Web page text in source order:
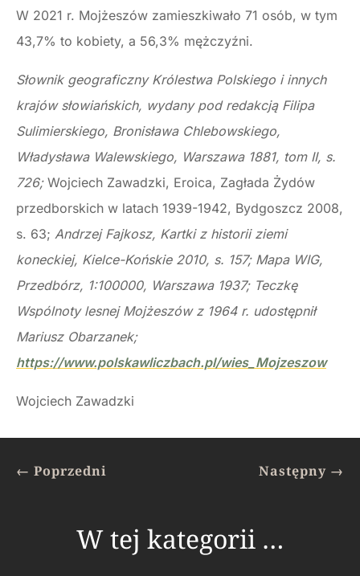
W 2021 r. Mojżeszów zamieszkiwało 71 osób, w tym
43,7% to kobiety, a 56,3% mężczyźni.
Słownik geograficzny Królestwa Polskiego i innych
krajów słowiańskich, wydany pod redakcją Filipa
Sulimierskiego, Bronisława Chlebowskiego,
Władysława Walewskiego, Warszawa 1881, tom II, s.
726;Wojciech Zawadzki, Eroica, Zagłada Żydów
przedborskich w latach 1939-1942, Bydgoszcz 2008,
s. 63; Andrzej Fajkosz, Kartki z historii ziemi
koneckiej, Kielce-Końskie 2010, s. 157; Mapa WIG,
Przedbórz, 1:100000, Warszawa 1937; Teczkę
Wspólnoty lesnej Mojżeszów z 1964 r. udostępnił
Mariusz Obarzanek;
https://www.polskawliczbach.pl/wies_Mojzeszow
Wojciech Zawadzki
← Poprzedni Następny →
W tej kategorii …